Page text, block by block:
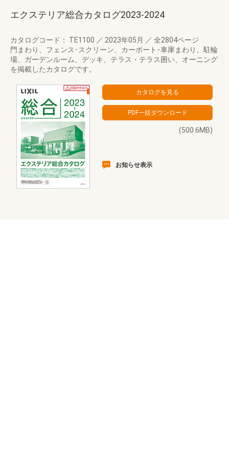
エクステリア総合カタログ2023-2024
カタログコード： TE1100 ／ 2023年05月 ／ 全2804ページ
門まわり、フェンス･スクリーン、カーポート･車庫まわり、駐輪
場、ガーデンルーム、デッキ、テラス・テラス囲い、オーニング
を掲載したカタログです。
(500.6MB)
お知らせ表示